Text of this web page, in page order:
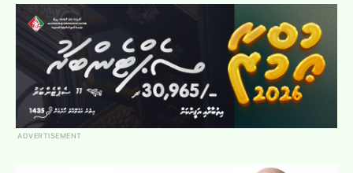
ADVERTISEMENT